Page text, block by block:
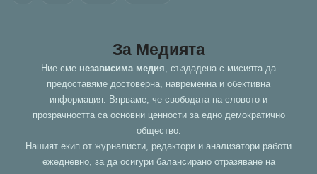
За Медията
Ние сме независима медия , създадена с мисията да
предоставяме достоверна, навременна и обективна
информация. Вярваме, че свободата на словото и
прозрачността са основни ценности за едно демократично
общество.
Нашият екип от журналисти, редактори и анализатори работи
ежедневно, за да осигури балансирано отразяване на